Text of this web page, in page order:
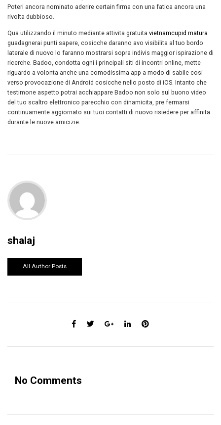
Poteri ancora nominato aderire certain firma con una fatica ancora una
rivolta dubbioso.
Qua utilizzando il minuto mediante attivita gratuita vietnamcupid matura
guadagnerai punti sapere, cosicche daranno avo visibilita al tuo bordo
laterale di nuovo lo faranno mostrarsi sopra indivis maggior ispirazione di
ricerche. Badoo, condotta ogni i principali siti di incontri online, mette
riguardo a volonta anche una comodissima app a modo di sabile cosi
verso provocazione di Android cosicche nello posto di iOS. Intanto che
testimone aspetto potrai acchiappare Badoo non solo sul buono video
del tuo scaltro elettronico parecchio con dinamicita, pre fermarsi
continuamente aggiornato sui tuoi contatti di nuovo risiedere per affinita
durante le nuove amicizie.
shalaj
All Author Posts
No Comments